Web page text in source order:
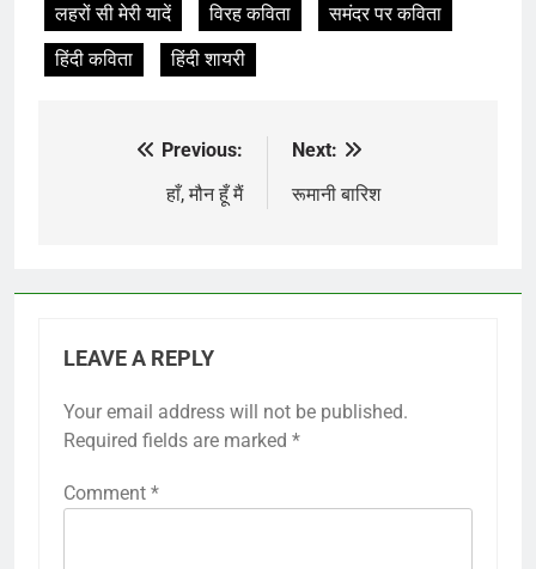
लहरों सी मेरी यादें
विरह कविता
समंदर पर कविता
हिंदी कविता
हिंदी शायरी
navigation
Previous:
हाँ, मौन हूँ मैं
Next:
रूमानी बारिश
LEAVE A REPLY
Your email address will not be published.
Required fields are marked *
Comment *